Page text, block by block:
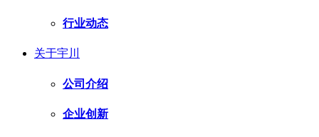
行业动态
关于宇川
公司介绍
企业创新